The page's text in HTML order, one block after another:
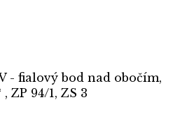
- fialový bod nad obočím,
ZP 94/1, ZS 3